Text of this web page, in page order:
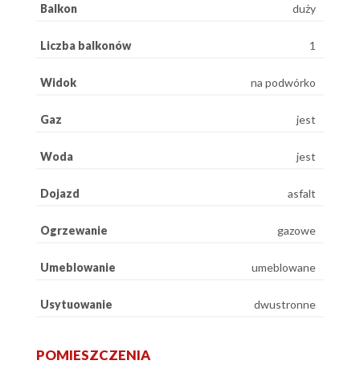
Balkon duży
Liczba balkonów 1
Widok na podwórko
Gaz jest
Woda jest
Dojazd asfalt
Ogrzewanie gazowe
Umeblowanie umeblowane
Usytuowanie dwustronne
POMIESZCZENIA